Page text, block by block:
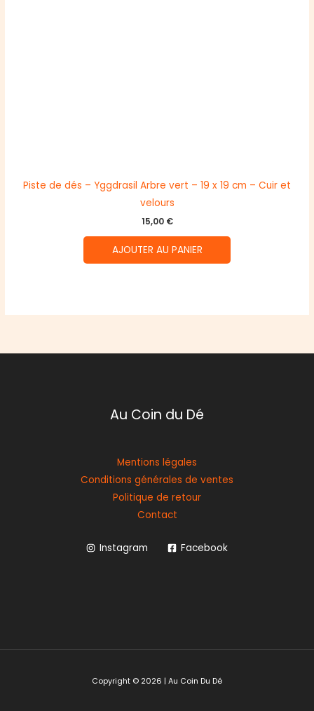
Piste de dés – Yggdrasil Arbre vert – 19 x 19 cm – Cuir et
velours
15,00 €
AJOUTER AU PANIER
Au Coin du Dé
Mentions légales
Conditions générales de ventes
Politique de retour
Contact
Instagram Facebook
Copyright © 2026 | Au Coin Du Dé